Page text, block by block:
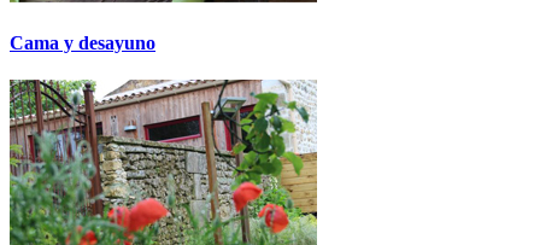
Cama y desayuno